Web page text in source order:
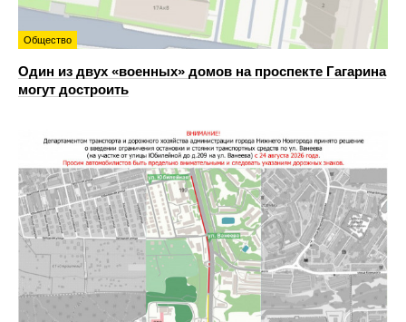
Общество
Один из двух «военных» домов на проспекте Гагарина
могут достроить